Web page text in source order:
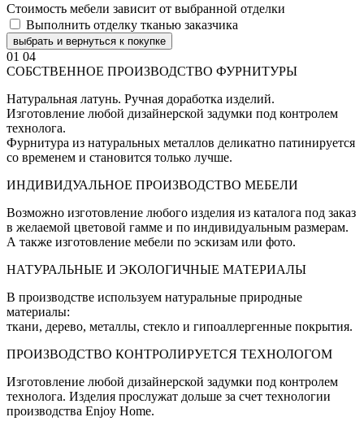
Стоимость мебели зависит от выбранной отделки
Выполнить отделку тканью заказчика
выбрать и вернуться к покупке
01 04
СОБСТВЕННОЕ ПРОИЗВОДСТВО ФУРНИТУРЫ
Натуральная латунь. Ручная доработка изделий.
Изготовление любой дизайнерской задумки под контролем
технолога.
Фурнитура из натуральных металлов деликатно патинируется
со временем и становится только лучше.
ИНДИВИДУАЛЬНОЕ ПРОИЗВОДСТВО МЕБЕЛИ
Возможно изготовление любого изделия из каталога под заказ
в желаемой цветовой гамме и по индивидуальным размерам.
А также изготовление мебели по эскизам или фото.
НАТУРАЛЬНЫЕ И ЭКОЛОГИЧНЫЕ МАТЕРИАЛЫ
В производстве используем натуральные природные
материалы:
ткани, дерево, металлы, стекло и гипоаллергенные покрытия.
ПРОИЗВОДСТВО КОНТРОЛИРУЕТСЯ ТЕХНОЛОГОМ
Изготовление любой дизайнерской задумки под контролем
технолога. Изделия прослужат дольше за счет технологии
производства Enjoy Home.